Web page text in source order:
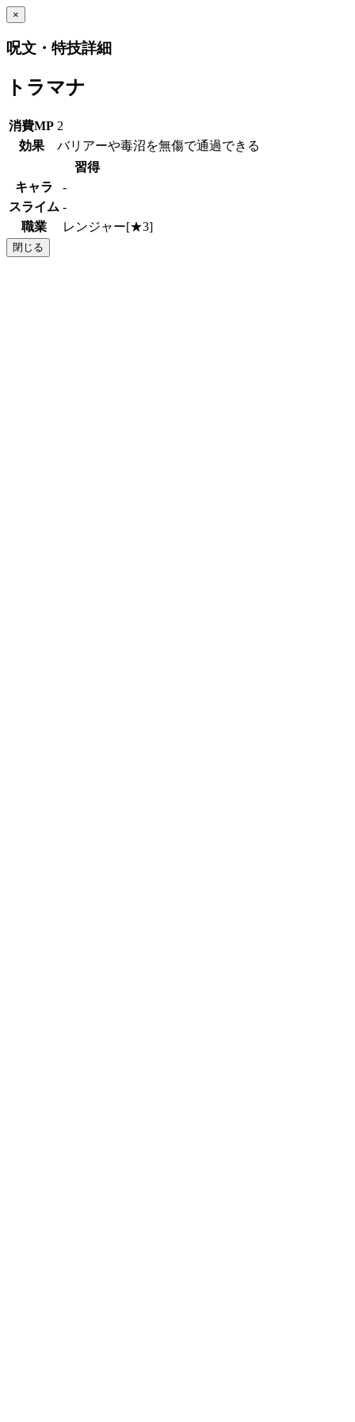
×
呪文・特技詳細
トラマナ
消費MP 2
効果
バリアーや毒沼を無傷で通過できる
習得
キャラ
-
スライム -
職業
レンジャー[★3]
閉じる